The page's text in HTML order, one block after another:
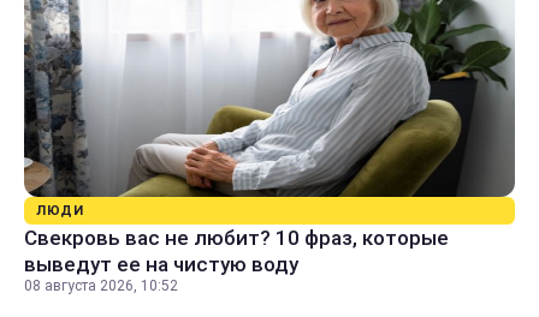
ЛЮДИ
Свекровь вас не любит? 10 фраз, которые
выведут ее на чистую воду
08 августа 2026, 10:52